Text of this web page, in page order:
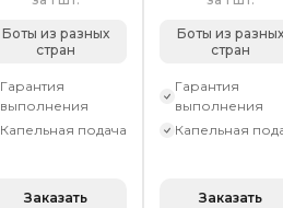
Боты из разных
стран
Гарантия
выполнения
Капельная подача
Заказать
Боты из разных
стран
Гарантия
выполнения
Капельная
Заказать